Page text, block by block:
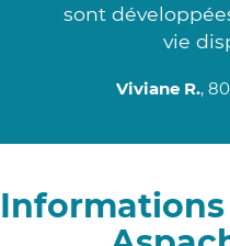
sont
vie
Viviane R.,